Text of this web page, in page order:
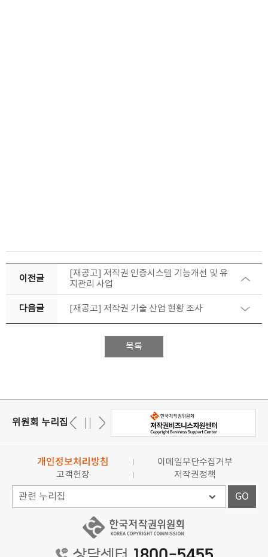
이전글
[재공고] 저작권 인증시스템 기능개선 및 유
지관리 사업
다음글 [재공고] 저작권 기술 산업 현황 조사
목록
위원회 누리집
개인정보처리방침
이메일무단수집거부
고객헌장
저작권정책
GO